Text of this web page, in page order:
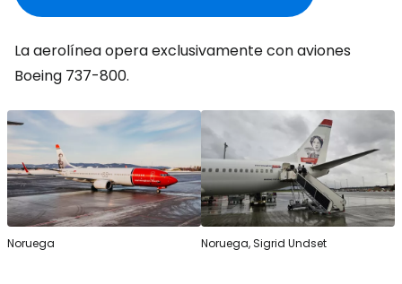
La aerolínea opera exclusivamente con aviones
Boeing 737-800.
Noruega Noruega, Sigrid Undset